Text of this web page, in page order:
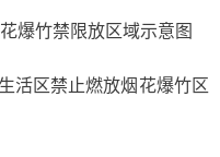
爆竹禁限放区域示意图
区禁止燃放烟花爆竹区